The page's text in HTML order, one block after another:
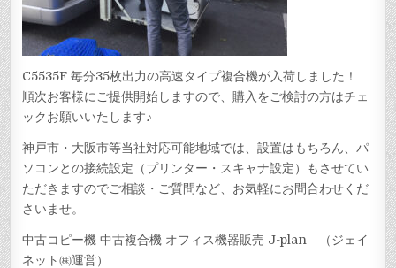
C5535F 毎分35枚出力の高速タイプ複合機が入荷しました！
順次お客様にご提供開始しますので、購入をご検討の方はチェ
ックお願いいたします♪
神戸市・大阪市等当社対応可能地域では、設置はもちろん、パ
ソコンとの接続設定（プリンター・スキャナ設定）もさせてい
ただきますのでご相談・ご質問など、お気軽にお問合わせくだ
さいませ。
中古コピー機 中古複合機 オフィス機器販売 J-plan （ジェイ
ネット㈱運営）